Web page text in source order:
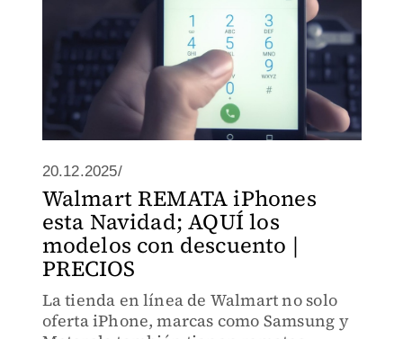
20.12.2025/
Walmart REMATA iPhones
esta Navidad; AQUÍ los
modelos con descuento |
PRECIOS
La tienda en línea de Walmart no solo
oferta iPhone, marcas como Samsung y